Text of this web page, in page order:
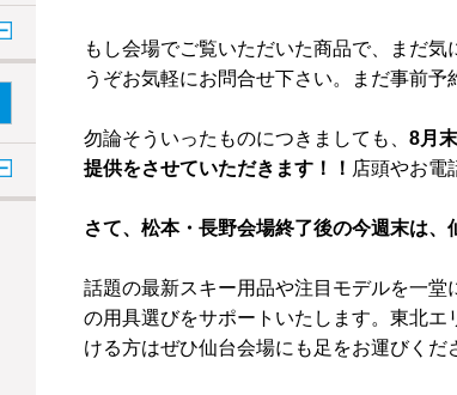
もし会場でご覧いただいた商品で、まだ
うぞお気軽にお問合せ下さい。まだ事前予
勿論そういったものにつきましても、 8月
提供をさせていただきます！！ 店頭やお電
さて、松本・長野会場終了後の今週末は、
話題の最新スキー用品や注目モデルを一
の用具選びをサポートいたします。東北
ける方はぜひ仙台会場にも足をお運びくだ